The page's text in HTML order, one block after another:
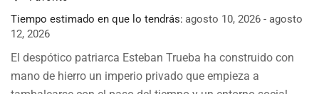
Tiempo estimado en que lo tendrás: agosto 10, 2026 - agosto
12, 2026
El despótico patriarca Esteban Trueba ha construido con
mano de hierro un imperio privado que empieza a